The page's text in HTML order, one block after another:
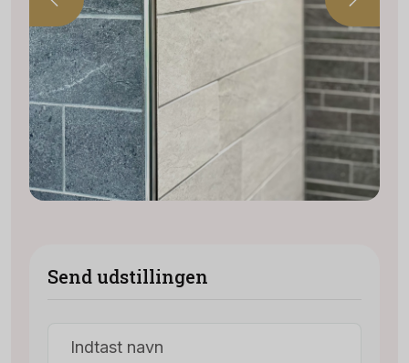
Send udstillingen